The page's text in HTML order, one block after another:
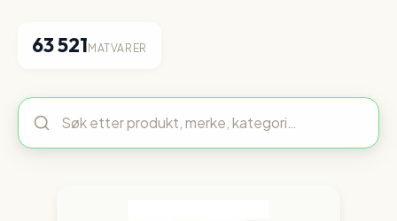
63 521 MATVARER